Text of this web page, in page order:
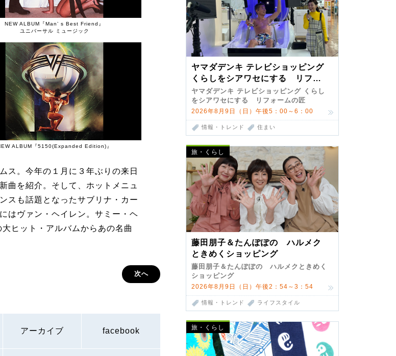
ヤマダデンキ テレビショッピング
くらしをシアワセにする リフォ
ームの匠 第7弾
ヤマダデンキ テレビショッピング くらし
をシアワセにする リフォームの匠
2026年8月9日（日）午後5：00～6：00
情報・トレンド 住まい
旅・くらし
藤田朋子＆たんぽぽの ハルメク
ときめくショッピング
藤田朋子＆たんぽぽの ハルメクときめく
ショッピング
2026年8月9日（日）午後2：54～3：54
情報・トレンド ライフスタイル
旅・くらし
NEW ALBUM『Man’ s Best Friend』
ユニバーサル ミュージック
ALBUM『5150(Expanded Edition)』
ス。今年の１月に３年ぶりの来日
曲を紹介。そして、ホットメニュ
スも話題となったサブリナ・カー
はヴァン・ヘイレン。サミー・ヘ
ヒット・アルバムからあの名曲
次へ
アーカイブ facebook